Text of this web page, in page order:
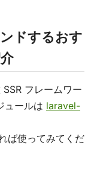
ドするおす
フレームワー
ュールは laravel-
ば使ってみてくだ